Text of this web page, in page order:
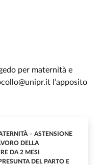
per maternità e
l’apposito
– ASTENSIONE
DELLA
DA 2 MESI
DEL PARTO E